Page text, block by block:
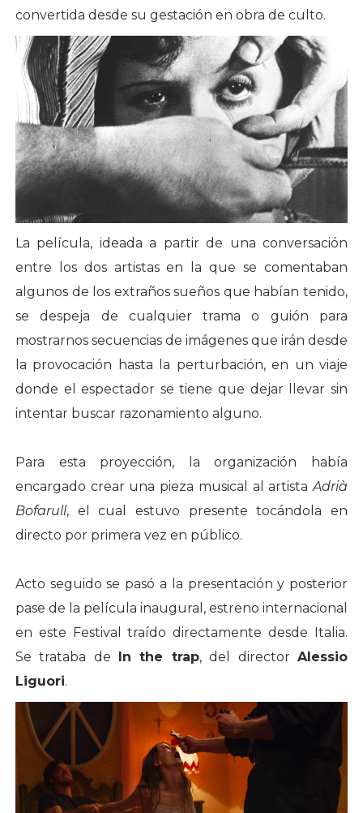
convertida desde su gestación en obra de culto.
La película, ideada a partir de una conversación
entre los dos artistas en la que se comentaban
algunos de los extraños sueños que habían tenido,
se despeja de cualquier trama o guión para
mostrarnos secuencias de imágenes que irán desde
la provocación hasta la perturbación, en un viaje
donde el espectador se tiene que dejar llevar sin
intentar buscar razonamiento alguno.
Para esta proyección, la organización había
encargado crear una pieza musical al artistaAdrià
Bofarull, el cual estuvo presente tocándola en
directo por primera vez en público.
Acto seguido se pasó a la presentación y posterior
pase de la película inaugural, estreno internacional
en este Festival traído directamente desde Italia.
Se trataba de
In the trap, del directorAlessio
Liguori.